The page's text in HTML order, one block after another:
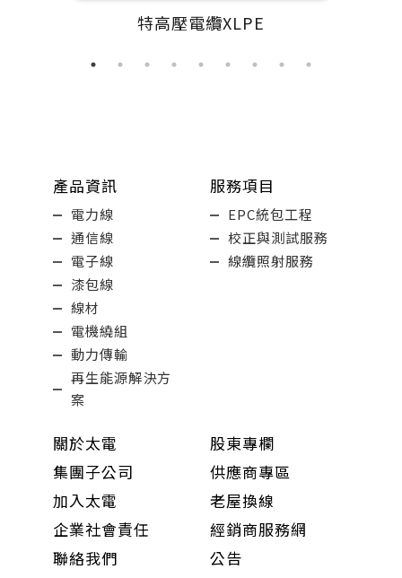
特高壓電纜XLPE
產品資訊
電力線
通信線
電子線
漆包線
線材
電機繞組
動力傳輸
再生能源解決方
案
服務項目
EPC統包工程
校正與測試服務
線纜照射服務
關於太電
集團子公司
加入太電
企業社會責任
聯絡我們
股東專欄
供應商專區
老屋換線
經銷商服務網
公告